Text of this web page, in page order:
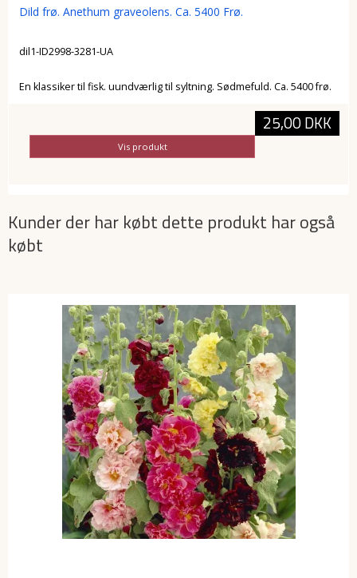
Dild frø. Anethum graveolens. Ca. 5400 Frø.
dil1-ID2998-3281-UA
En klassiker til fisk. uundværlig til syltning. Sødmefuld. Ca. 5400 frø.
25,00 DKK
Vis produkt
Kunder der har købt dette produkt har også
købt